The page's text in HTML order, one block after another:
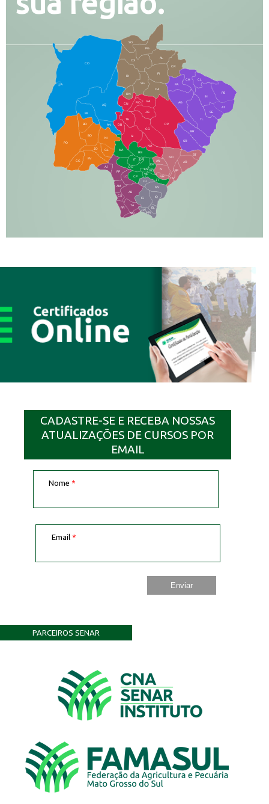
CO
AQ
MI
AN
CX
RI
AL
CR
FI
SG
BA
CA
PA
CH CL
PB
SE
TL
AG
BR
SR
BT
AR
RP
RO
JG
CG
SI
NA
TA
NH
JT
RB
MA
IT
DR
DO
CP
JU
NV
IQ
EL
BD
BO
NI
JD
PO
BV
CC
PP
AJ
LC
AM
AB
JP
DB
TE
CS
PR
TA
SQ
IG
MN
IN
NO
BP
RN
CN
GL
AN
IV
FS
VC
GD
DE
AT
PG
SO
LA
CADASTRE-SE E RECEBA NOSSAS
ATUALIZAÇÕES DE CURSOS POR
EMAIL
Nome *
Email *
PARCEIROS SENAR